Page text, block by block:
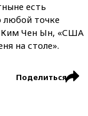
есть
любой точке
Ким Чен Ын, «США
на столе».
Поделиться